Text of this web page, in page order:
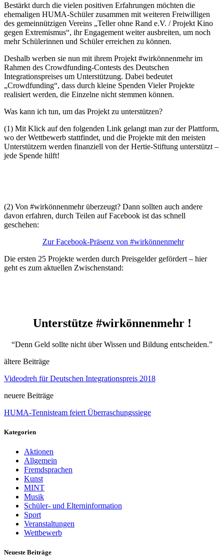
Bestärkt durch die vielen positiven Erfahrungen möchten die
ehemaligen HUMA-Schüler zusammen mit weiteren Freiwilligen
des gemeinnützigen Vereins „Teller ohne Rand e.V. / Projekt Kino
gegen Extremismus“, ihr Engagement weiter ausbreiten, um noch
mehr Schülerinnen und Schüler erreichen zu können.
Deshalb werben sie nun mit ihrem Projekt #wirkönnenmehr im
Rahmen des Crowdfunding-Contests des Deutschen
Integrationspreises um Unterstützung. Dabei bedeutet
„Crowdfunding“, dass durch kleine Spenden Vieler Projekte
realisiert werden, die Einzelne nicht stemmen können.
Was kann ich tun, um das Projekt zu unterstützen?
(1) Mit Klick auf den folgenden Link gelangt man zur der Plattform,
wo der Wettbewerb stattfindet, und die Projekte mit den meisten
Unterstützern werden finanziell von der Hertie-Stiftung unterstützt –
jede Spende hilft!
(2) Von #wirkönnenmehr überzeugt? Dann sollten auch andere
davon erfahren, durch Teilen auf Facebook ist das schnell
geschehen:
Zur Facebook-Präsenz von #wirkönnenmehr
Die ersten 25 Projekte werden durch Preisgelder gefördert – hier
geht es zum aktuellen Zwischenstand:
Unterstütze #wirkönnenmehr !
“Denn Geld sollte nicht über Wissen und Bildung entscheiden.”
ältere Beiträge
Videodreh für Deutschen Integrationspreis 2018
neuere Beiträge
HUMA-Tennisteam feiert Überraschungssiege
Kategorien
Aktionen
Allgemein
Fremdsprachen
Kunst
MINT
Musik
Schüler- und Elterninformation
Sport
Veranstaltungen
Wettbewerb
Neueste Beiträge